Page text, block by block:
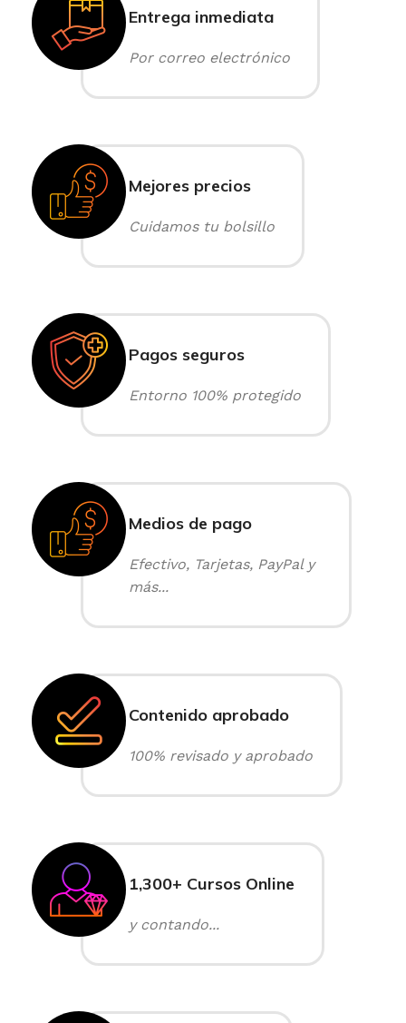
Entrega inmediata
Por correo electrónico
Mejores precios
Cuidamos tu bolsillo
Pagos seguros
Entorno 100% protegido
Medios de pago
Efectivo, Tarjetas, PayPal y
más...
Contenido aprobado
100% revisado y aprobado
1,300+ Cursos Online
y contando...